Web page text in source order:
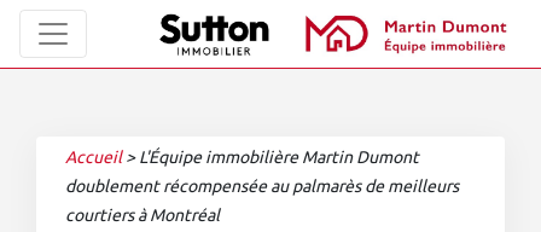
Accueil >L'Équipe immobilière Martin Dumont
doublement récompensée au palmarès de meilleurs
courtiers à Montréal